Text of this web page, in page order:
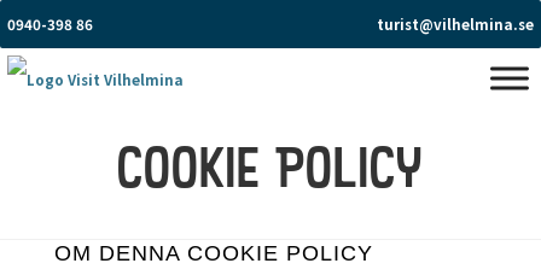
0940-398 86 turist@vilhelmina.se
COOKIE POLICY
OM DENNA COOKIE POLICY